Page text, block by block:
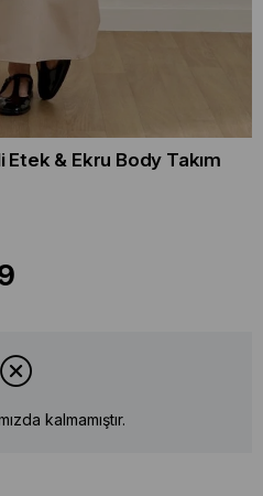
& Ekru Body Takım
kalmamıştır.